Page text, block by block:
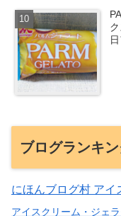
ブログランキ
にほんブログ村 アイ
アイスクリーム・ジェ